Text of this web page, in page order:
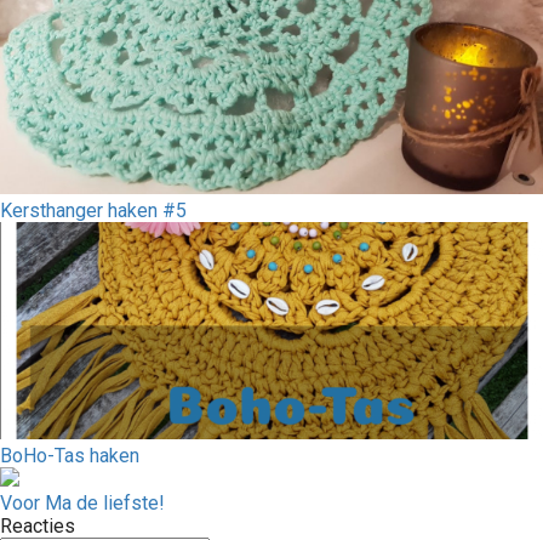
Kersthanger haken #5
BoHo-Tas haken
Voor Ma de liefste!
Reacties